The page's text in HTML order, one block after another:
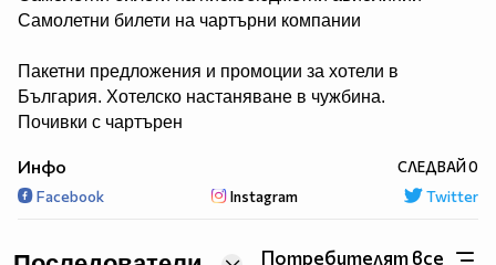
Самолетни билети на чартърни компании
Пакетни предложения и промоции за хотели в
България. Хотелско настаняване в чужбина.
Почивки с чартърен
Барселона- Коста Брава, Санторини, Тунис
Индия, Испания, Италия, Гърция, Турция, Бразилия,
Инфо СЛЕДВАЙ0
Facebook Instagram Twitter
Потребителят все